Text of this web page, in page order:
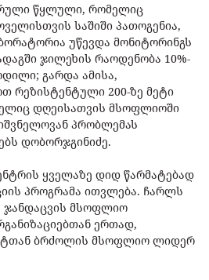
წყლული, რომელიც
საშიში პათოგენია,
უწევდა მონიტორინგს
ჯილეხის რაოდენობა 10%-
გარდა ამისა,
რეზისტენტული 200-ზე მეტი
დღეისათვის მსოფლიოში
პრობლემას
დობორჯგინიძე.
ყველაზე დიდ წარმატებად
პროგრამა ითვლება. ჩარლს
ჯანდაცვის მსოფლიო
ერთად,
ბრძოლის მსოფლიო ლიდერ